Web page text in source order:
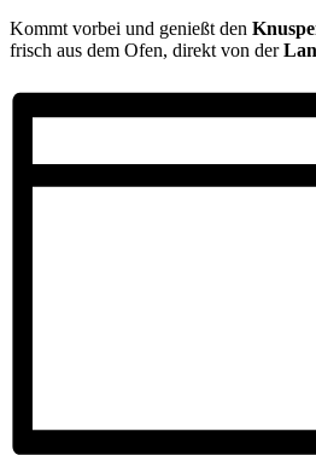
Kommt vorbei und genießt den
frisch aus dem Ofen, direkt von der